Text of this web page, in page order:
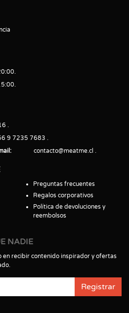
9 7235 7683
contacto@meatme.cl
Preguntas frecuentes
Regalos corporativos
Política de devoluciones y
reembolsos
NADIE
en recibir contenido inspirador y ofertas
Registrar